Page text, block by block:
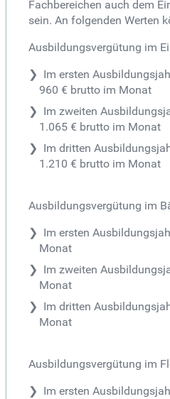
Fachbereichen auch dem
sein. An folgenden Werten
Ausbildungsvergütung im
Im ersten
960 € brutto im Monat
Im zweiten
1.065 € brutto im Monat
Im dritten
1.210 € brutto im Monat
Ausbildungsvergütung im
Im ersten
Monat
Im zweiten
Monat
Im dritten
Monat
Ausbildungsvergütung im
Im ersten